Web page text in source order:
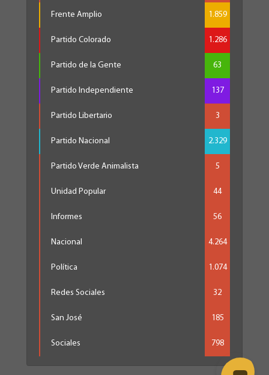
Frente Amplio 1.859
Partido Colorado 1.286
Partido de la Gente 63
Partido Independiente 137
Partido Libertario 3
Partido Nacional 2.329
Partido Verde Animalista 5
Unidad Popular 44
Informes 56
Nacional 4.264
Política 1.074
Redes Sociales 32
San José 185
Sociales 798